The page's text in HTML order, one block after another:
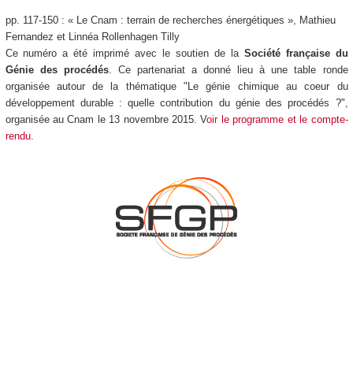
pp. 117-150 : « Le Cnam : terrain de recherches énergétiques », Mathieu
Fernandez et Linnéa Rollenhagen Tilly
Ce numéro a été imprimé avec le soutien de la Société française du
Génie des procédés. Ce partenariat a donné lieu à une table ronde
organisée autour de la thématique "Le génie chimique au coeur du
développement durable : quelle contribution du génie des procédés ?",
organisée au Cnam le 13 novembre 2015. Voir le programme et le compte-
rendu.